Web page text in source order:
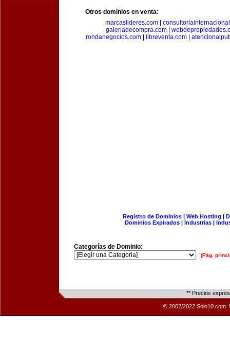
Otros dominios en venta:
marcaslideres.com
galeriadecompra.com|
rondanegocios.com
libreventa.com
Registro de Dominios| Web Hosting |
Dominios Expirados | Industrias |
Categorías de Dominio:
[Pág.
** Precios
© 2002/2022 Solo10.com